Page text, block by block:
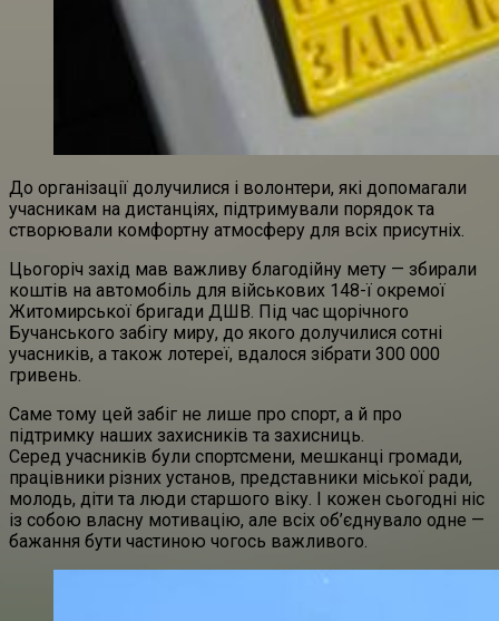
До організації долучилися і волонтери, які допомагали
учасникам на дистанціях, підтримували порядок та
створювали комфортну атмосферу для всіх присутніх.
Цьогоріч захід мав важливу благодійну мету — збирали
коштів на автомобіль для військових 148-ї окремої
Житомирської бригади ДШВ. Під час щорічного
Бучанського забігу миру, до якого долучилися сотні
учасників, а також лотереї, вдалося зібрати 300 000
гривень.
Саме тому цей забіг не лише про спорт, а й про
підтримку наших захисників та захисниць.
Серед учасників були спортсмени, мешканці громади,
працівники різних установ, представники міської ради,
молодь, діти та люди старшого віку. І кожен сьогодні ніс
із собою власну мотивацію, але всіх об’єднувало одне —
бажання бути частиною чогось важливого.